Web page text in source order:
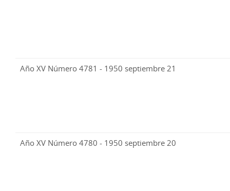
Año XV Número 4781 - 1950 septiembre 21
Año XV Número 4780 - 1950 septiembre 20